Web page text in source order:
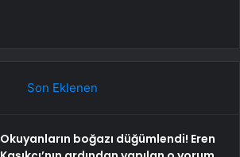
Son Eklenen
Okuyanların boğazı düğümlendi! Eren